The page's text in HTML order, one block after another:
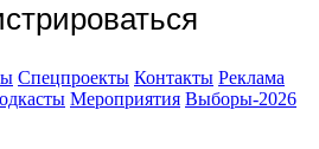
Спецпроекты Контакты Реклама
Мероприятия Выборы-2026